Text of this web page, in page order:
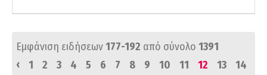
Εμφάνιση ειδήσεων177-192 από σύνολο 1391
‹
1 2 3 4 5 6 7 8 9 10 11 12 13
14